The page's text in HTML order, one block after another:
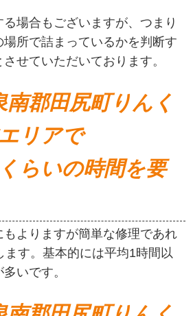
場合もございますが、つまり
所で詰まっているかを判断す
せていただいております。
南郡田尻町りんく
リアで
らいの時間を要
よりますが簡単な修理であれ
ます。基本的には平均1時間以
いです。